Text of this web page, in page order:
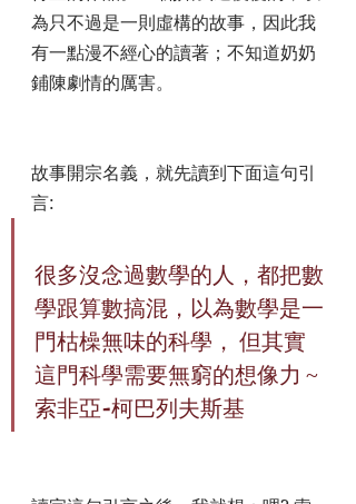
為只不過是一則虛構的故事，因此我
有一點漫不經心的讀著；不知道奶奶
鋪陳劇情的厲害。
故事開宗名義，就先讀到下面這句引
言:
很多沒念過數學的人，都把數
學跟算數搞混，以為數學是一
門枯橾無味的科學， 但其實
這門科學需要無窮的想像力 ~
索非亞-柯巴列夫斯基